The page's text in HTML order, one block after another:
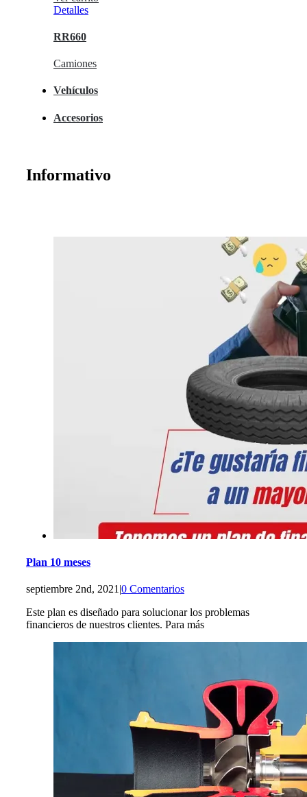
Detalles
RR660
Camiones
Vehículos
Accesorios
Informativo
Plan 10 meses
septiembre 2nd, 2021 |0 Comentarios
Este plan es diseñado para solucionar los problemas
financieros de nuestros clientes. Para más